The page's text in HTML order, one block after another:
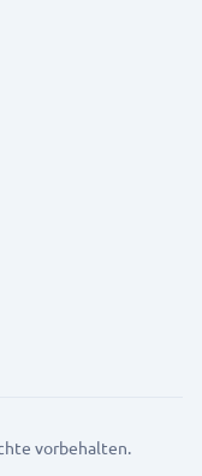
vorbehalten.